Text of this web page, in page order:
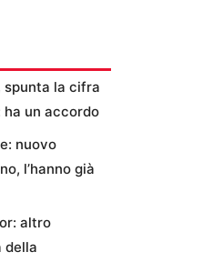
spunta la cifra
ha un accordo
nuovo
l’hanno già
altro
della